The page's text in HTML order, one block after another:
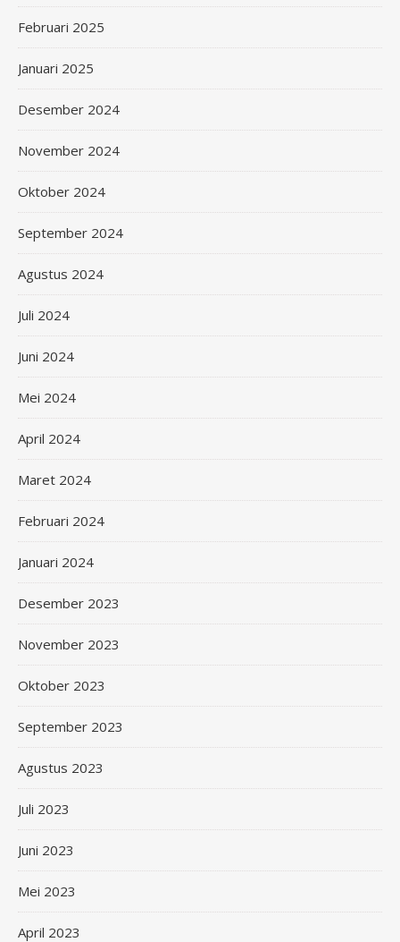
Februari 2025
Januari 2025
Desember 2024
November 2024
Oktober 2024
September 2024
Agustus 2024
Juli 2024
Juni 2024
Mei 2024
April 2024
Maret 2024
Februari 2024
Januari 2024
Desember 2023
November 2023
Oktober 2023
September 2023
Agustus 2023
Juli 2023
Juni 2023
Mei 2023
April 2023